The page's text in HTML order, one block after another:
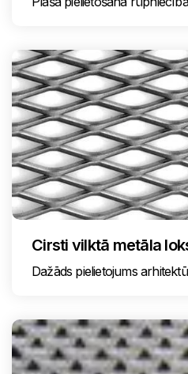
Cirsti vilktā metāla
Dažāds pielietojums